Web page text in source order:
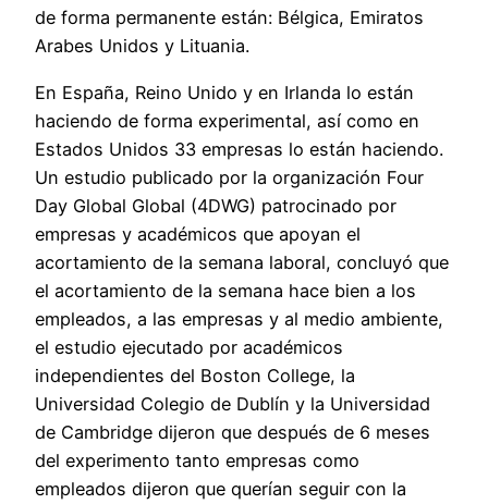
de forma permanente están: Bélgica, Emiratos
Arabes Unidos y Lituania.
En España, Reino Unido y en Irlanda lo están
haciendo de forma experimental, así como en
Estados Unidos 33 empresas lo están haciendo.
Un estudio publicado por la organización Four
Day Global Global (4DWG) patrocinado por
empresas y académicos que apoyan el
acortamiento de la semana laboral, concluyó que
el acortamiento de la semana hace bien a los
empleados, a las empresas y al medio ambiente,
el estudio ejecutado por académicos
independientes del Boston College, la
Universidad Colegio de Dublín y la Universidad
de Cambridge dijeron que después de 6 meses
del experimento tanto empresas como
empleados dijeron que querían seguir con la